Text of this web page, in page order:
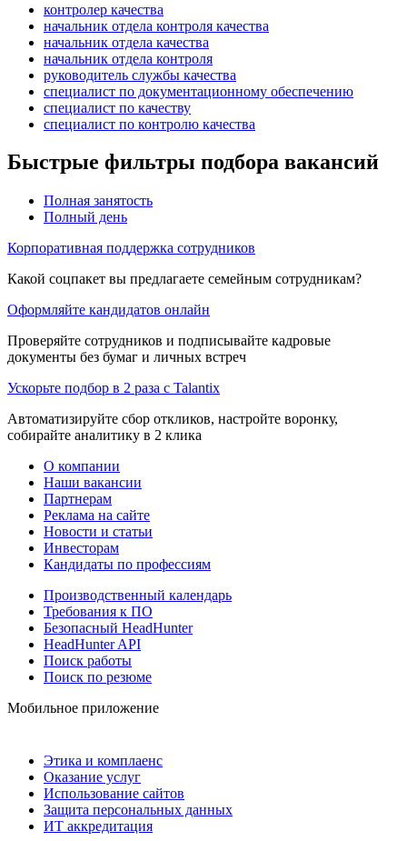
контролер качества
начальник отдела контроля качества
начальник отдела качества
начальник отдела контроля
руководитель службы качества
специалист по документационному обеспечению
специалист по качеству
специалист по контролю качества
Быстрые фильтры подбора вакансий
Полная занятость
Полный день
Корпоративная поддержка сотрудников
Какой соцпакет вы предлагаете семейным сотрудникам?
Оформляйте кандидатов онлайн
Проверяйте сотрудников и подписывайте кадровые
документы без бумаг и личных встреч
Ускорьте подбор в 2 раза с Talantix
Автоматизируйте сбор откликов, настройте воронку,
собирайте аналитику в 2 клика
О компании
Наши вакансии
Партнерам
Реклама на сайте
Новости и статьи
Инвесторам
Кандидаты по профессиям
Производственный календарь
Требования к ПО
Безопасный HeadHunter
HeadHunter API
Поиск работы
Поиск по резюме
Мобильное приложение
Этика и комплаенс
Оказание услуг
Использование сайтов
Защита персональных данных
ИТ аккредитация